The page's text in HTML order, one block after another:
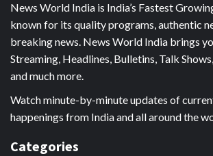
News World India is India’s Fastest
known for its quality programs, authentic
breaking news. News World India brings
Streaming, Headlines, Bulletins, Talk
and much more.
Watch minute-by-minute updates of
happenings from India and all around the
Categories